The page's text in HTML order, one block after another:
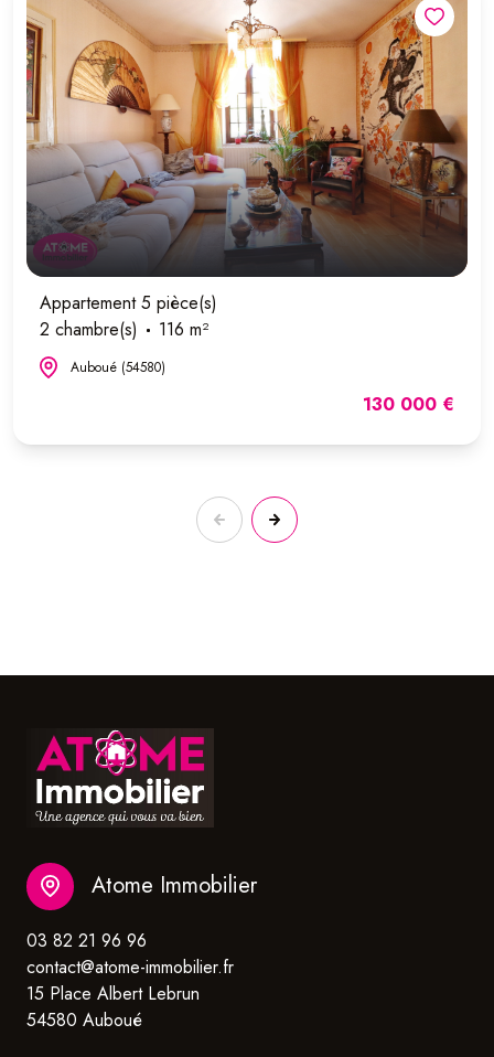
Appartement 5 pièce(s)
2 chambre(s)
116 m²
Auboué (54580)
130 000 €
Atome Immobilier
03 82 21 96 96
contact@atome-immobilier.fr
15 Place Albert Lebrun
54580 Auboué